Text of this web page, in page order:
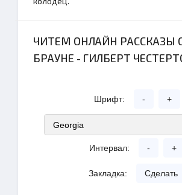
ЧИТЕМ ОНЛАЙН РАССКАЗЫ
БРАУНЕ - ГИЛБЕРТ
Шрифт: - +
Интервал: - +
Закладка: Сделать